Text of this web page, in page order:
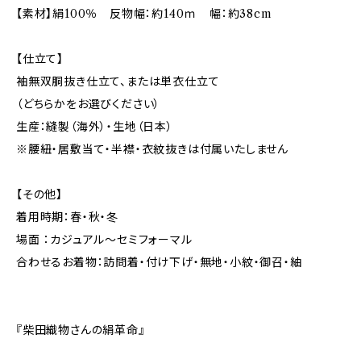
【素材】絹100％ 反物幅：約140ｍ 幅：約38cm
【仕立て】
袖無双胴抜き仕立て、または単衣仕立て
（どちらかをお選びください）
生産：縫製（海外）・生地（日本）
※腰紐・居敷当て・半襟・衣紋抜きは付属いたしません
【その他】
着用時期：春・秋・冬
場面 ：カジュアル～セミフォーマル
合わせるお着物：訪問着・付け下げ・無地・小紋・御召・紬
『柴田織物さんの絹革命』